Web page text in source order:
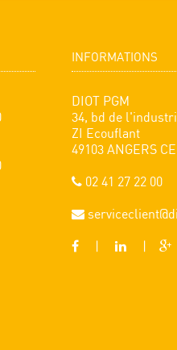
INFORMATIONS
DIOT PGM
34, bd de
ZI Ecouflant
49103 ANGERS
02 41 27 22 00
| |